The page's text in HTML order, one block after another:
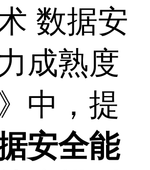
数据安
成熟度
中，提
安全能